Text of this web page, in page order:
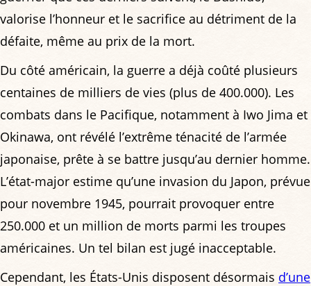
valorise l’honneur et le sacrifice au détriment de la
défaite, même au prix de la mort.
Du côté américain, la guerre a déjà coûté plusieurs
centaines de milliers de vies (plus de 400.000). Les
combats dans le Pacifique, notamment à Iwo Jima et
Okinawa, ont révélé l’extrême ténacité de l’armée
japonaise, prête à se battre jusqu’au dernier homme.
L’état-major estime qu’une invasion du Japon, prévue
pour novembre 1945, pourrait provoquer entre
250.000 et un million de morts parmi les troupes
américaines. Un tel bilan est jugé inacceptable.
Cependant, les États-Unis disposent désormais d’une